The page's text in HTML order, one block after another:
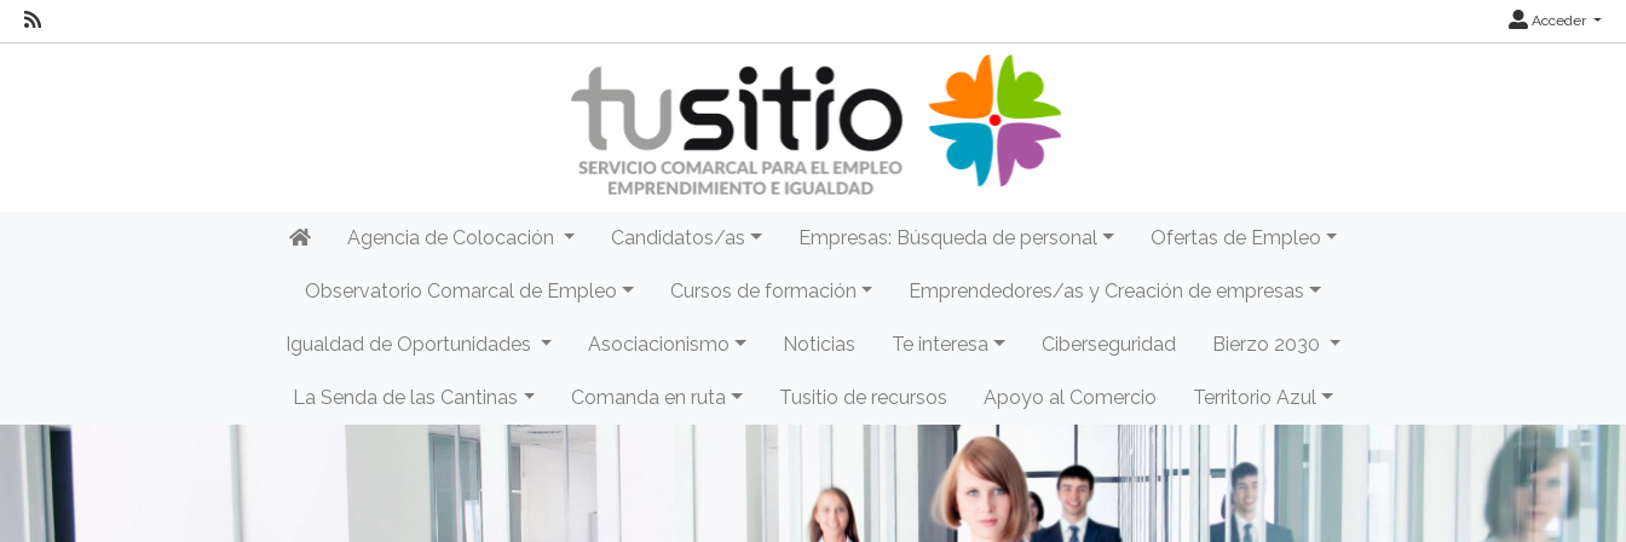
Acceder
Agencia de Colocación Candidatos/as Empresas: Búsqueda de personal Ofertas de Empleo
Observatorio Comarcal de Empleo Cursos de formación Emprendedores/as y Creación de empresas
Igualdad de Oportunidades Asociacionismo Noticias Te interesa Ciberseguridad Bierzo 2030
La Senda de las Cantinas Comanda en ruta Tusitio de recursos Apoyo al Comercio Territorio Azul